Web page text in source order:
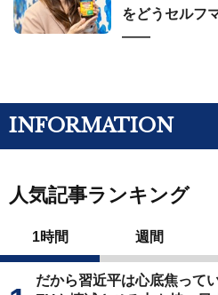
をどうセルフ
——
INFORMATION
人気記事ランキング
1時間 週間
だから習近平は心底焦って